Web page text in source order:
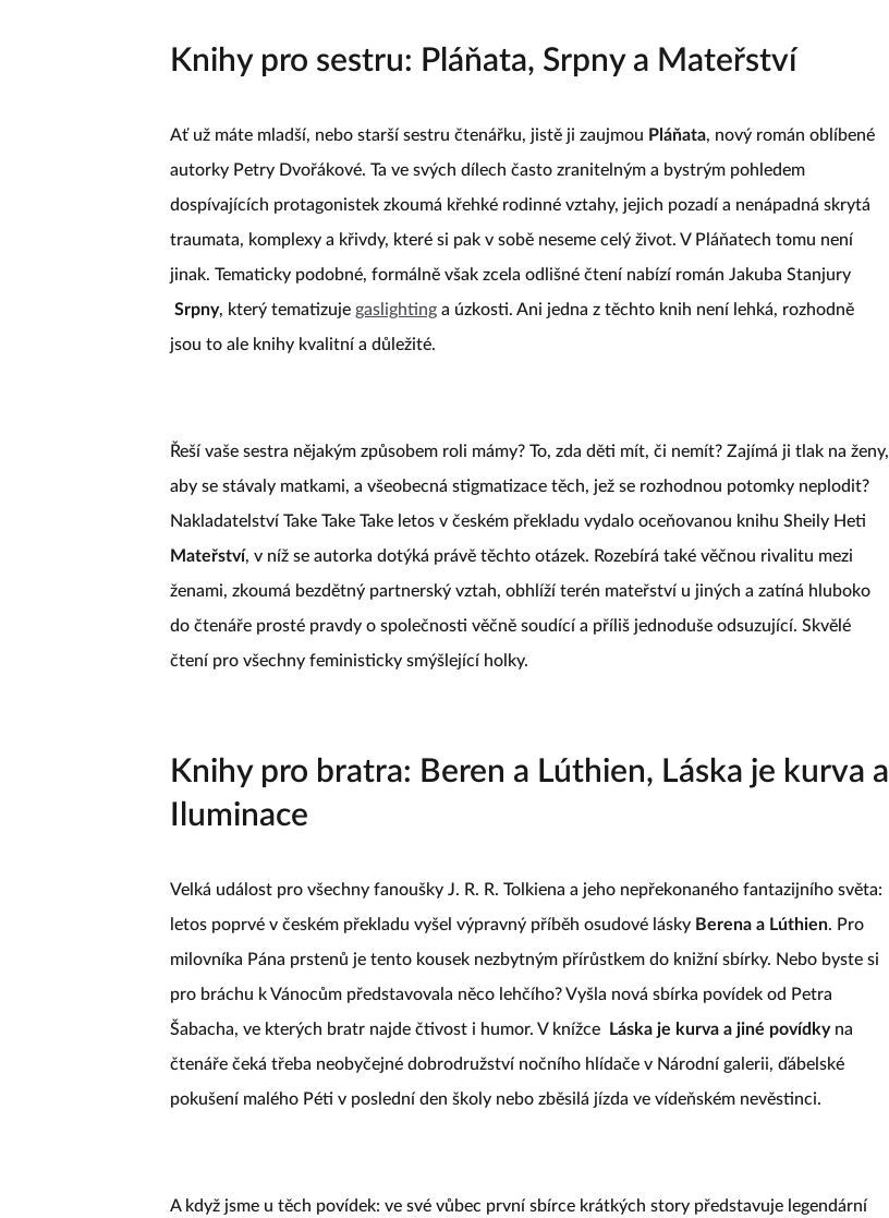
Knihy pro sestru: Pláňata, Srpny a Mateřství
Ať už máte mladší, nebo starší sestru čtenářku, jistě ji zaujmou Pláňata, nový román oblíbené
autorky Petry Dvořákové. Ta ve svých dílech často zranitelným a bystrým pohledem
dospívajících protagonistek zkoumá křehké rodinné vztahy, jejich pozadí a nenápadná skrytá
traumata, komplexy a křivdy, které si pak v sobě neseme celý život. V Pláňatech tomu není
jinak. Tematicky podobné, formálně však zcela odlišné čtení nabízí román Jakuba Stanjury
Srpny, který tematizuje gaslighting a úzkosti. Ani jedna z těchto knih není lehká, rozhodně
jsou to ale knihy kvalitní a důležité.
Řeší vaše sestra nějakým způsobem roli mámy? To, zda děti mít, či nemít? Zajímá ji tlak na ženy,
aby se stávaly matkami, a všeobecná stigmatizace těch, jež se rozhodnou potomky neplodit?
Nakladatelství Take Take Take letos v českém překladu vydalo oceňovanou knihu Sheily Heti
Mateřství, v níž se autorka dotýká právě těchto otázek. Rozebírá také věčnou rivalitu mezi
ženami, zkoumá bezdětný partnerský vztah, obhlíží terén mateřství u jiných a zatíná hluboko
do čtenáře prosté pravdy o společnosti věčně soudící a příliš jednoduše odsuzující. Skvělé
čtení pro všechny feministicky smýšlející holky.
Knihy pro bratra: Beren a Lúthien, Láska je kurva a
Iluminace
Velká událost pro všechny fanoušky J. R. R. Tolkiena a jeho nepřekonaného fantazijního světa:
letos poprvé v českém překladu vyšel výpravný příběh osudové lásky Berena a Lúthien. Pro
milovníka Pána prstenů je tento kousek nezbytným přírůstkem do knižní sbírky. Nebo byste si
pro bráchu k Vánocům představovala něco lehčího? Vyšla nová sbírka povídek od Petra
Šabacha, ve kterých bratr najde čtivost i humor. V knížce
Láska je kurva a jiné povídkyna
čtenáře čeká třeba neobyčejné dobrodružství nočního hlídače v Národní galerii, ďábelské
pokušení malého Péti v poslední den školy nebo zběsilá jízda ve vídeňském nevěstinci.
A když jsme u těch povídek: ve své vůbec první sbírce krátkých story představuje legendární